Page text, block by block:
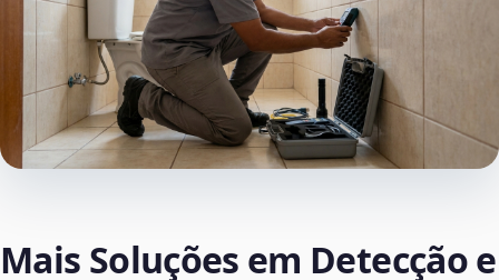
Mais Soluções em Detecção e